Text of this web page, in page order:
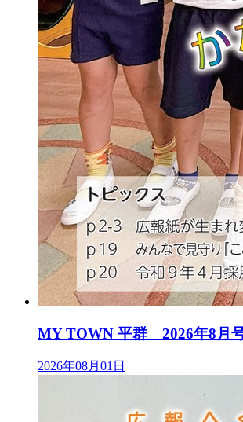
MY TOWN 平群 2026年8月
2026年08月01日